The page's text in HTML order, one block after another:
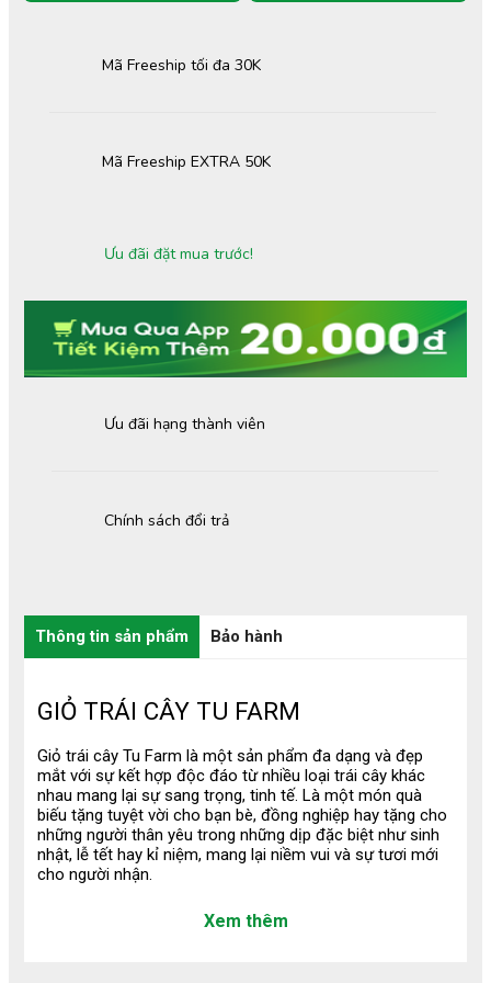
Mã Freeship EXTRA 50K
Mã Freeship tối đa 30K
Ưu đãi đặt mua trước!
Chính sách đổi trả
Ưu đãi hạng thành viên
Thông tin sản phẩm Bảo hành
GIỎ TRÁI CÂY TU FARM
Giỏ trái cây Tu Farm là một sản phẩm đa dạng và đẹp
mắt với sự kết hợp độc đáo từ nhiều loại trái cây khác
nhau mang lại sự sang trọng, tinh tế. Là một món quà
biếu tặng tuyệt vời cho bạn bè, đồng nghiệp hay tặng cho
những người thân yêu trong những dịp đặc biệt như sinh
nhật, lễ tết hay kỉ niệm, mang lại niềm vui và sự tươi mới
cho người nhận.
1. Quy Trình Tạo Nên Một Giỏ Trái
Xem thêm